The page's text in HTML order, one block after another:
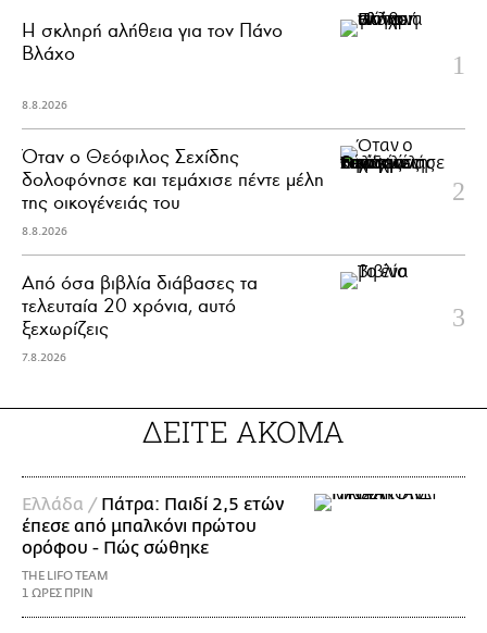
H σκληρή αλήθεια για τον Πάνο
Βλάχο
8.8.2026
Όταν ο Θεόφιλος Σεχίδης
δολοφόνησε και τεμάχισε πέντε μέλη
της οικογένειάς του
8.8.2026
Από όσα βιβλία διάβασες τα
τελευταία 20 χρόνια, αυτό
ξεχωρίζεις
7.8.2026
ΔΕΙΤΕ ΑΚΟΜΑ
Ελλάδα / Πάτρα: Παιδί 2,5 ετών
έπεσε από μπαλκόνι πρώτου
ορόφου - Πώς σώθηκε
THE LIFO TEAM
1 ΩΡΕΣ ΠΡΙΝ